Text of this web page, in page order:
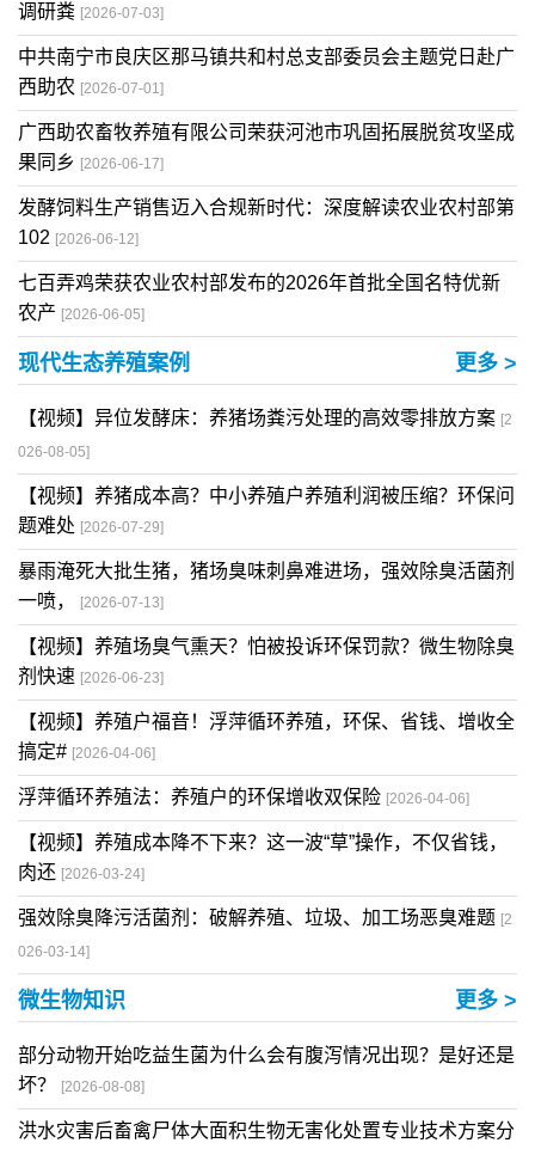
调研粪 [2026-07-03]
中共南宁市良庆区那马镇共和村总支部委员会主题党日赴广
西助农 [2026-07-01]
广西助农畜牧养殖有限公司荣获河池市巩固拓展脱贫攻坚成
果同乡 [2026-06-17]
发酵饲料生产销售迈入合规新时代：深度解读农业农村部第
102 [2026-06-12]
七百弄鸡荣获农业农村部发布的2026年首批全国名特优新
农产 [2026-06-05]
现代生态养殖案例 更多 >
【视频】异位发酵床：养猪场粪污处理的高效零排放方案 [2
026-08-05]
【视频】养猪成本高？中小养殖户养殖利润被压缩？环保问
题难处 [2026-07-29]
暴雨淹死大批生猪，猪场臭味刺鼻难进场，强效除臭活菌剂
一喷，
[2026-07-13]
【视频】养殖场臭气熏天？怕被投诉环保罚款？微生物除臭
剂快速 [2026-06-23]
【视频】养殖户福音！浮萍循环养殖，环保、省钱、增收全
搞定# [2026-04-06]
浮萍循环养殖法：养殖户的环保增收双保险 [2026-04-06]
【视频】养殖成本降不下来？这一波“草”操作，不仅省钱，
肉还 [2026-03-24]
强效除臭降污活菌剂：破解养殖、垃圾、加工场恶臭难题 [2
026-03-14]
微生物知识 更多 >
部分动物开始吃益生菌为什么会有腹泻情况出现？是好还是
坏？
[2026-08-08]
洪水灾害后畜禽尸体大面积生物无害化处置专业技术方案分